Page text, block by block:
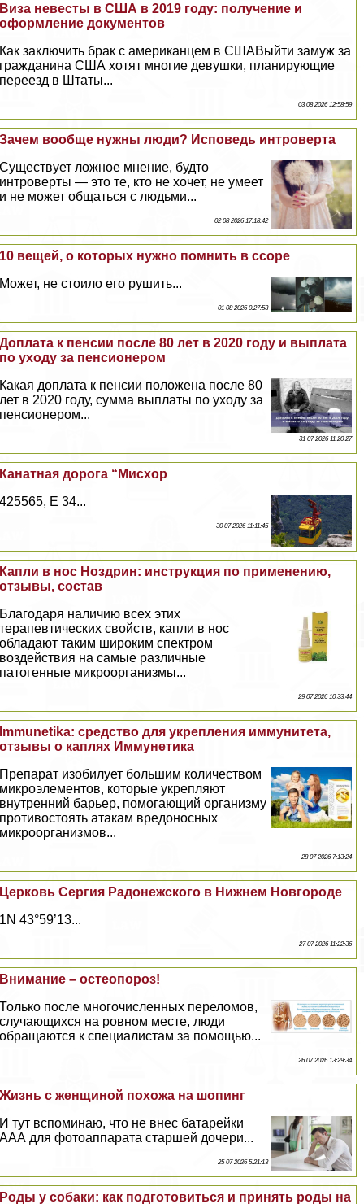
Виза невесты в США в 2019 году: получение и
оформление документов
Как заключить бpaк с американцем в СШАВыйти замуж за
гражданина США хотят многие дeвyшки, планирующие
переезд в Штаты...
03 08 2026 12:58:59
Зачем вообще нужны люди? Исповедь интроверта
Существует ложное мнение, будто
интроверты — это те, кто не хочет, не умеет
и не может общаться с людьми...
02 08 2026 17:18:42
10 вещей, о которых нужно помнить в ссоре
Может, не стоило его рушить...
01 08 2026 0:27:53
Доплата к пенсии после 80 лет в 2020 году и выплата
по уходу за пенсионером
Какая доплата к пенсии положена после 80
лет в 2020 году, сумма выплаты по уходу за
пенсионером...
31 07 2026 11:20:27
Канатная дорога “Мисхор
425565, E 34...
30 07 2026 11:11:45
Капли в нос Ноздрин: инструкция по применению,
отзывы, состав
Благодаря наличию всех этих
терапевтических свойств, капли в нос
обладают таким широким спектром
воздействия на самые различные
патогенные микроорганизмы...
29 07 2026 10:33:44
Immunetika: средство для укрепления иммунитета,
отзывы о каплях Иммунетика
Препарат изобилует большим количеством
микроэлементов, которые укрепляют
внутренний барьер, помогающий организму
противостоять атакам вредоносных
микроорганизмов...
28 07 2026 7:13:24
Церковь Сергия Радонежского в Нижнем Новгороде
1N 43°59’13...
27 07 2026 11:22:36
Внимание – остеопороз!
Только после многочисленных переломов,
случающихся на ровном месте, люди
обращаются к специалистам за помощью...
26 07 2026 13:29:34
Жизнь с женщиной похожа на шопинг
И тут вспоминаю, что не внес батарейки
ААА для фотоаппарата старшей дочери...
25 07 2026 5:21:13
Роды у собаки: как подготовиться и принять роды на